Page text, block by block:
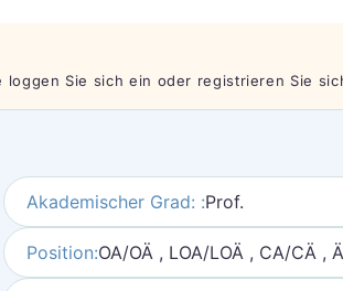
Sie sich ein oder registrieren Sie
Akademischer Grad: :Prof.
Position:OA/OÄ , LOA/LOÄ , CA/CÄ ,